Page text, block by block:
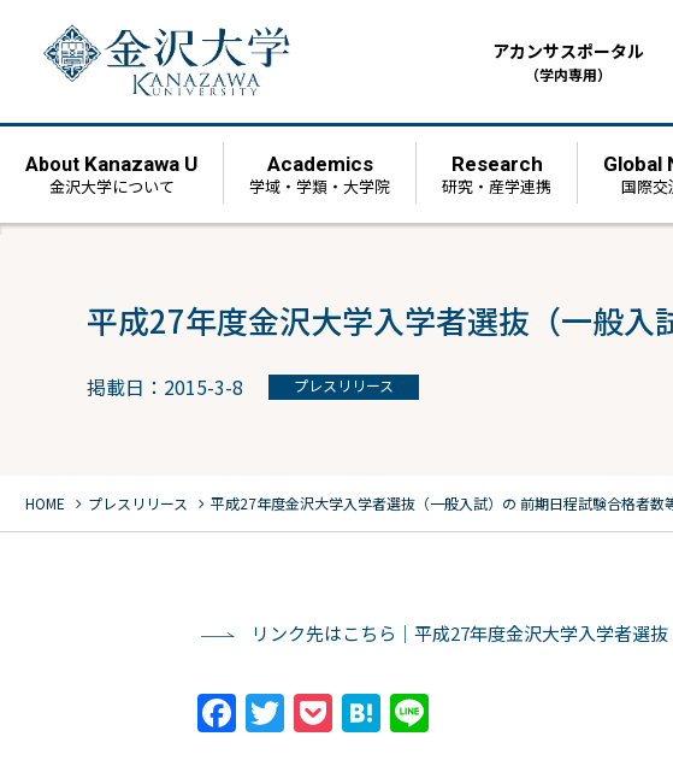
アカンサスポータル
（学内専用）
About Kanazawa U
金沢大学について
Academics
学域・学類・大学院
Research
研究・産学連携
Global
国際交
平成27年度金沢大学入学者選抜（一般
掲載日：2015-3-8 プレスリリース
HOME chevron_right プレスリリース chevron_right 平成27年度金沢大学入学者選抜（一般入試）の 前期日程試験合格者数
リンク先はこちら｜平成27年度金沢大学入学者選
Facebook
Twitter
PocketHatena